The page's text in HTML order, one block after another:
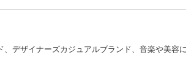
デザイナーズカジュアルブランド、音楽や美容